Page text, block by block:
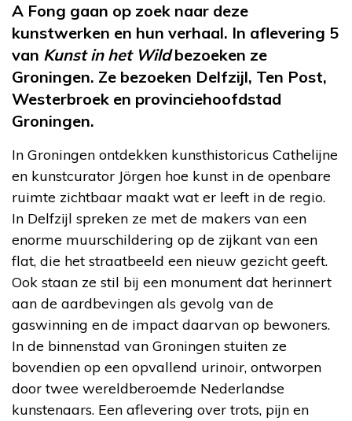
A Fong gaan op zoek naar deze
kunstwerken en hun verhaal. In aflevering 5
van Kunst in het Wildbezoeken ze
Groningen. Ze bezoeken Delfzijl, Ten Post,
Westerbroek en provinciehoofdstad
Groningen.
In Groningen ontdekken kunsthistoricus Cathelijne
en kunstcurator Jörgen hoe kunst in de openbare
ruimte zichtbaar maakt wat er leeft in de regio.
In Delfzijl spreken ze met de makers van een
enorme muurschildering op de zijkant van een
flat, die het straatbeeld een nieuw gezicht geeft.
Ook staan ze stil bij een monument dat herinnert
aan de aardbevingen als gevolg van de
gaswinning en de impact daarvan op bewoners.
In de binnenstad van Groningen stuiten ze
bovendien op een opvallend urinoir, ontworpen
door twee wereldberoemde Nederlandse
kunstenaars. Een aflevering over trots, pijn en